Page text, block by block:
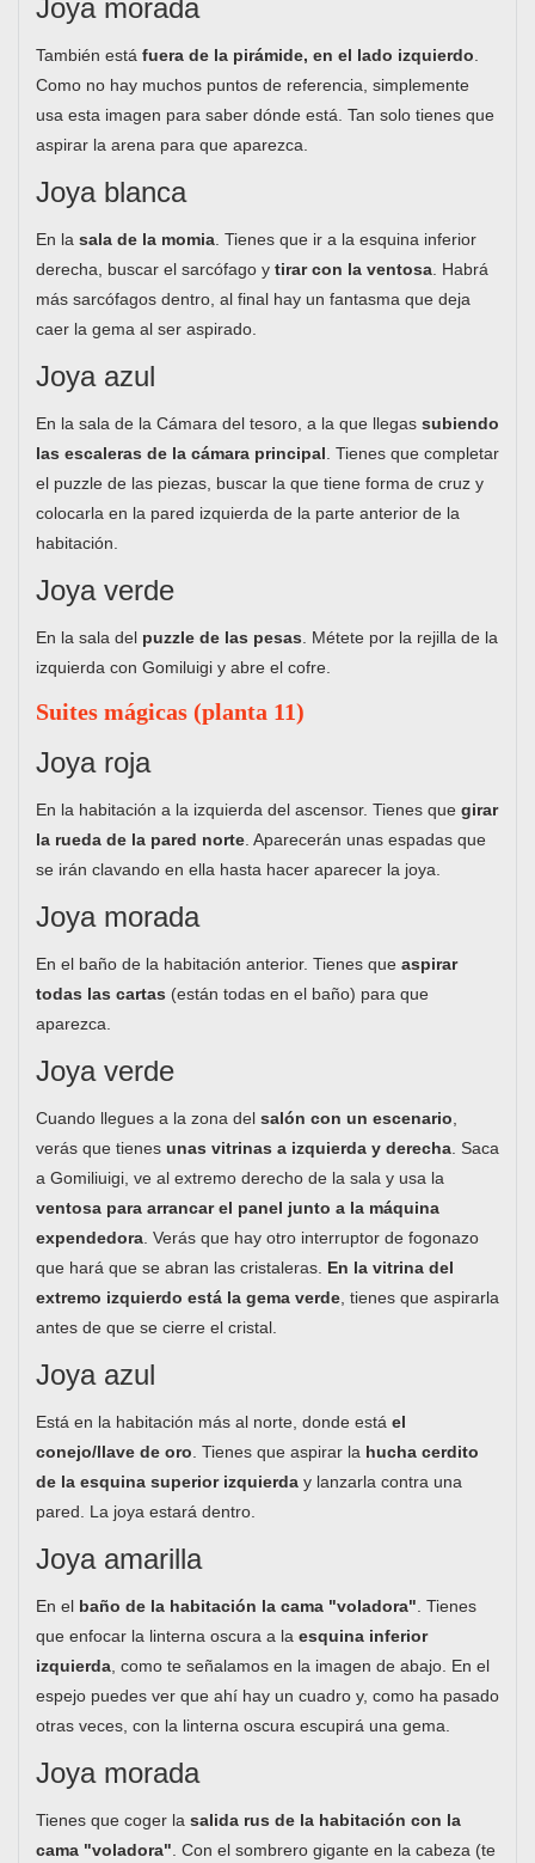
Joya morada
También está fuera de la pirámide, en el lado izquierdo
Como no hay muchos puntos de referencia, simplemente
usa esta imagen para saber dónde está. Tan solo tienes que
aspirar la arena para que aparezca.
Joya blanca
En la sala de la momia . Tienes que ir a la esquina inferior
derecha, buscar el sarcófago y tirar con la ventosa . Habrá
más sarcófagos dentro, al final hay un fantasma que deja
caer la gema al ser aspirado.
Joya azul
En la sala de la Cámara del tesoro, a la que llegas subiendo
las escaleras de la cámara principal . Tienes que completar
el puzzle de las piezas, buscar la que tiene forma de cruz y
colocarla en la pared izquierda de la parte anterior de la
habitación.
Joya verde
En la sala del puzzle de las pesas . Métete por la rejilla de la
izquierda con Gomiluigi y abre el cofre.
Suites mágicas (planta 11)
Joya roja
En la habitación a la izquierda del ascensor. Tienes que girar
la rueda de la pared norte. Aparecerán unas espadas que
se irán clavando en ella hasta hacer aparecer la joya.
Joya morada
En el baño de la habitación anterior. Tienes que aspirar
todas las cartas (están todas en el baño) para que
aparezca.
Joya verde
Cuando llegues a la zona del salón con un escenario,
verás que tienes unas vitrinas a izquierda y derecha. Saca
a Gomiliuigi, ve al extremo derecho de la sala y usa la
ventosa para arrancar el panel junto a la máquina
expendedora. Verás que hay otro interruptor de fogonazo
que hará que se abran las cristaleras. En la vitrina del
extremo izquierdo está la gema verde, tienes que aspirarla
antes de que se cierre el cristal.
Joya azul
Está en la habitación más al norte, donde está el
conejo/llave de oro. Tienes que aspirar la hucha cerdito
de la esquina superior izquierda y lanzarla contra una
pared. La joya estará dentro.
Joya amarilla
En el baño de la habitación la cama "voladora". Tienes
que enfocar la linterna oscura a la esquina inferior
izquierda, como te señalamos en la imagen de abajo. En el
espejo puedes ver que ahí hay un cuadro y, como ha pasado
otras veces, con la linterna oscura escupirá una gema.
Joya morada
Tienes que coger la salida rus de la habitación con la
cama "voladora". Con el sombrero gigante en la cabeza (te